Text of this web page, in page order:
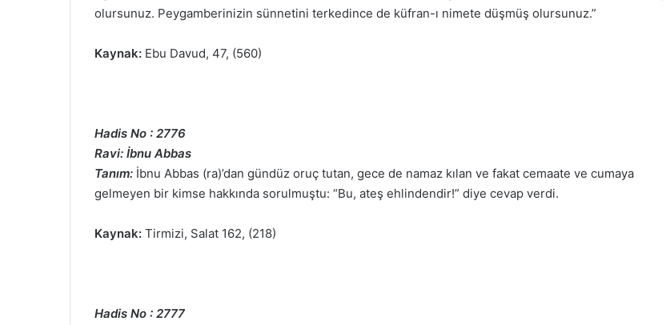
olursunuz. Peygamberinizin sünnetini terkedince de küfran-ı nimete düşmüş olursunuz.”
Kaynak: Ebu Davud, 47, (560)
Hadis No : 2776
Ravi: İbnu Abbas
Tanım: İbnu Abbas (ra)’dan gündüz oruç tutan, gece de namaz kılan ve fakat cemaate ve cumaya
gelmeyen bir kimse hakkında sorulmuştu: “Bu, ateş ehlindendir!” diye cevap verdi.
Kaynak: Tirmizi, Salat 162, (218)
Hadis No : 2777